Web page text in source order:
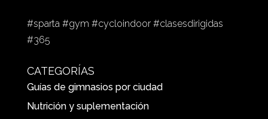
#sparta #gym #cycloindoor #clasesdirigidas
#365
CATEGORÍAS
Guías de gimnasios por ciudad
Nutrición y suplementación